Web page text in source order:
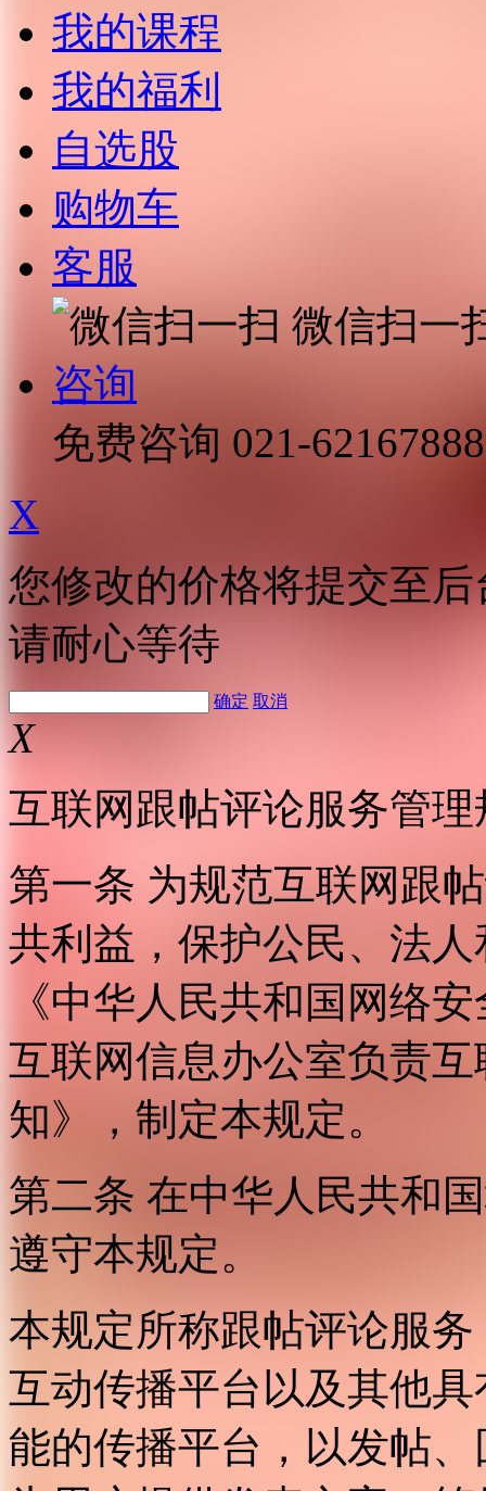
我的课程
我的福利
自选股
购物车
客服
微信扫一
咨询
免费咨询 021-62167888
X
您修改的价格将提交至
请耐心等待
确定 取消
X
互联网跟帖评论服务管理
第一条 为规范互联网跟
共利益，保护公民、法
《中华人民共和国网络
互联网信息办公室负责
知》，制定本规定。
第二条 在中华人民共和
遵守本规定。
本规定所称跟帖评论服
互动传播平台以及其他
能的传播平台，以发帖